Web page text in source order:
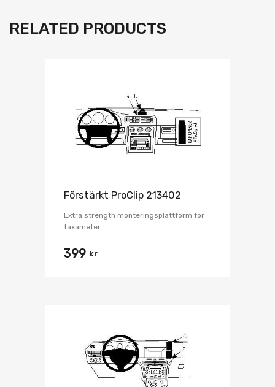
RELATED PRODUCTS
Förstärkt ProClip 213402
Extra strength monteringsplattform för
taxameter.
399 kr